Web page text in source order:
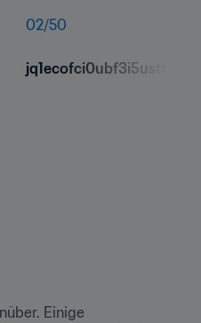
02/50
jq1ecofci0ubf3i5ustt.jpg
Einige